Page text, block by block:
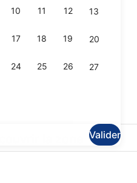
10 11 12 13
17 18 19 20
24 25 26 27
Valider
suite | 6p | Coin séjour |